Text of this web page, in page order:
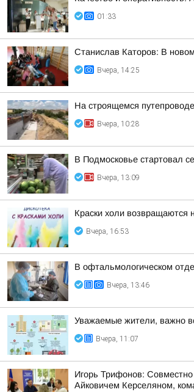
01:33
Станислав Каторов: В
Вчера, 14:25
На строящемся
Вчера, 10:28
В Подмосковье стартовал
Вчера, 13:09
Краски холи возвращаются
Вчера, 16:53
В офтальмологическом
Вчера, 13:46
Уважаемые жители, важно
Вчера, 11:07
Игорь Трифонов:
Айковичем Керселяном,